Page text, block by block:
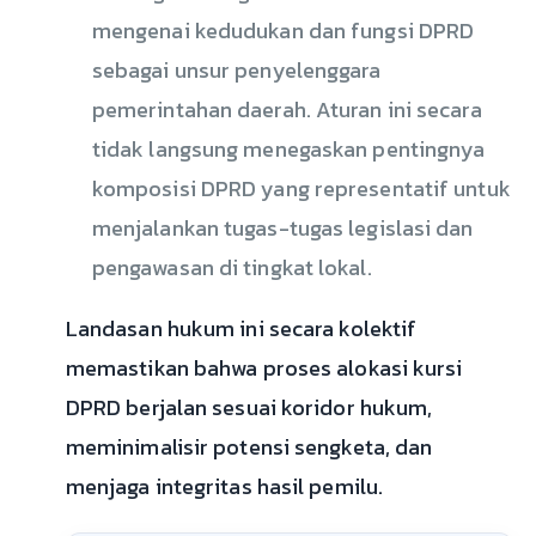
mengenai kedudukan dan fungsi DPRD
sebagai unsur penyelenggara
pemerintahan daerah. Aturan ini secara
tidak langsung menegaskan pentingnya
komposisi DPRD yang representatif untuk
menjalankan tugas-tugas legislasi dan
pengawasan di tingkat lokal.
Landasan hukum ini secara kolektif
memastikan bahwa proses alokasi kursi
DPRD berjalan sesuai koridor hukum,
meminimalisir potensi sengketa, dan
menjaga integritas hasil pemilu.